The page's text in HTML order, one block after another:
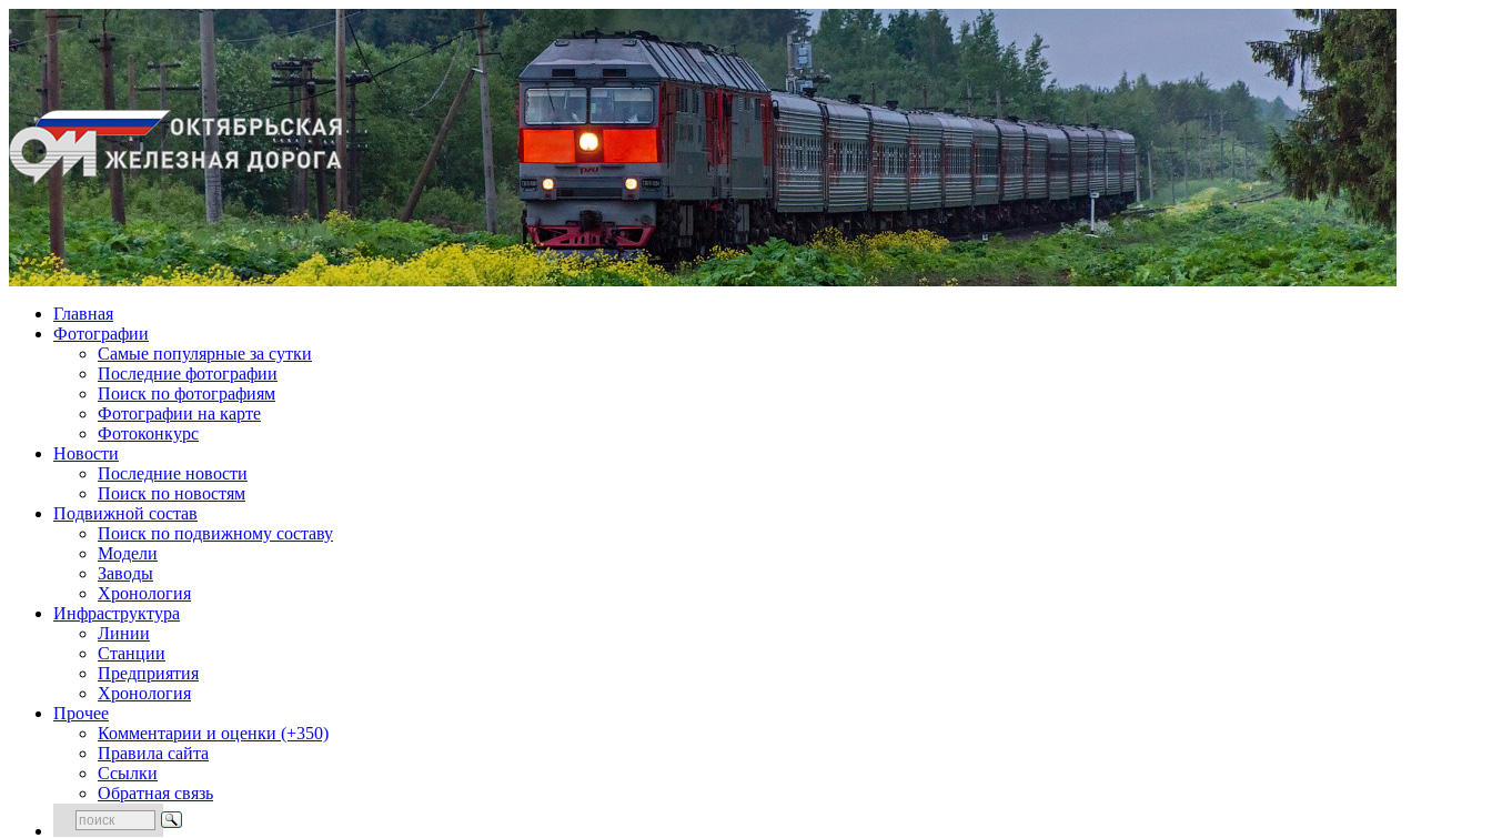
Главная
Фотографии
Cамые популярные за сутки
Последние фотографии
Поиск по фотографиям
Фотографии на карте
Фотоконкурс
Новости
Последние новости
Поиск по новостям
Подвижной состав
Поиск по подвижному составу
Модели
Заводы
Хронология
Инфраструктура
Линии
Станции
Предприятия
Хронология
Прочее
Комментарии и оценки (+350)
Правила сайта
Ссылки
Обратная связь